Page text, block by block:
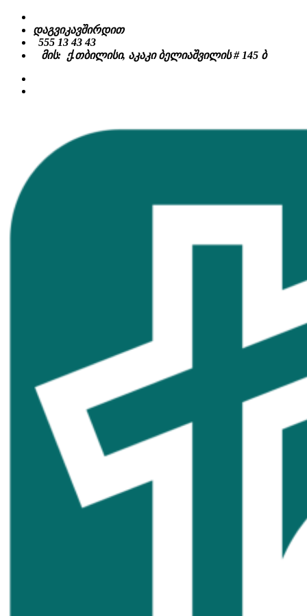
Skip
content
დაგვიკავშირდით
555 13 43 43
მის: ქ.თბილისი, აკაკი ბელიაშვილის # 145 ბ